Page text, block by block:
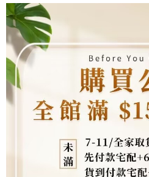
【注意事項】
1.本服務係由「台灣大哥大股份有限公
用戶於交易時，得透過本服務購買商品
買賣價金債權讓與本公司後，依約使用
2.基於同意付款使用「大哥付你分期」
資料（包含姓名、電話或地址）提供予
由本公司與您本人進行分期帳單所需資
3.完整用戶服務條款，請詳閱以下連結：
３．收到繳費通知簡訊後14天內，點擊
ATM／網路銀行／等多元方式進行付款
※ 請注意：結帳手續完成當下不需立刻
購買商品的店家。未經商家同意取消之
後付繳納相關費用。
※ 交易是否成功請以「AFTEE先享後付
是否繳費成功／繳費後需取消欲退款等相
客戶支援中心」
https://
【注意事項】
１．透過由恩沛科技股份有限公司提供
權轉讓予恩沛科技股份有限公司。
２．關於個人資料處理事宜，請瀏覽以下
https://aftee.tw/terms/#terms3
３．未成年的使用者請事先徵得法定代理
7-11取貨付款
每筆NT$80，滿NT$1,500(含以上)免
先付款宅配到府
每筆NT$65，滿NT$1,500(含以上)
貨到付款
每筆NT$130，滿NT$1,500(含以上)
海外配送